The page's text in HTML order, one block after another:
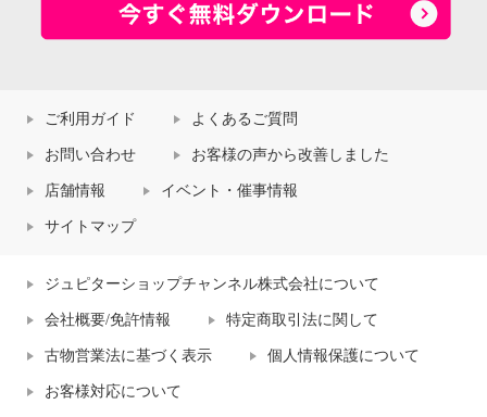
ご利用ガイド よくあるご質問
お問い合わせ お客様の声から改善しました
店舗情報 イベント・催事情報
サイトマップ
ジュピターショップチャンネル株式会社について
会社概要/免許情報 特定商取引法に関して
古物営業法に基づく表示 個人情報保護について
お客様対応について